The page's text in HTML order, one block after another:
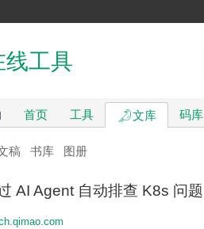
线工具
首页 工具 文库 码库
稿 书库 图册
AI Agent 自动排查 K8s 问题